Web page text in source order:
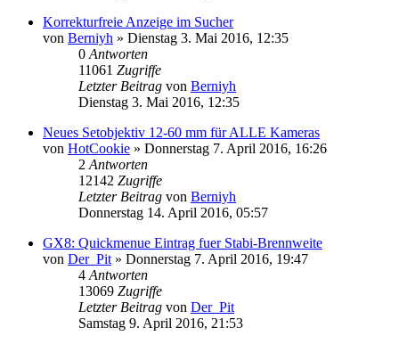
Korrekturfreie Anzeige im Sucher
von Berniyh » Dienstag 3. Mai 2016, 12:35
0 Antworten
11061 Zugriffe
Letzter Beitrag von Berniyh
Dienstag 3. Mai 2016, 12:35
Neues Setobjektiv 12-60 mm für ALLE Kameras
von HotCookie » Donnerstag 7. April 2016, 16:26
2 Antworten
12142 Zugriffe
Letzter Beitrag von Berniyh
Donnerstag 14. April 2016, 05:57
GX8: Quickmenue Eintrag fuer Stabi-Brennweite
von Der_Pit » Donnerstag 7. April 2016, 19:47
4 Antworten
13069 Zugriffe
Letzter Beitrag von Der_Pit
Samstag 9. April 2016, 21:53